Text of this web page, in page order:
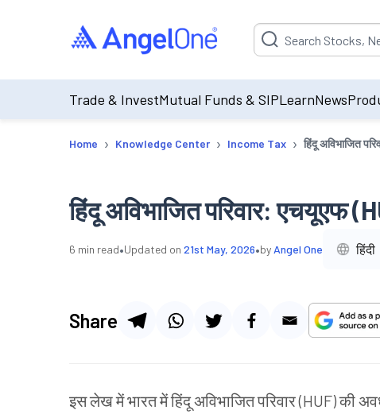
Suggestion will be
Trade & InvestMutual Funds & SIPLearnNews
Home › Knowledge Center › Income Tax › हिंदू अविभाजित
हिंदू अविभाजित परिवार: एचयूएफ
6 min read•Updated on 21st May, 2026•by Angel One हिंदी
Share
इसलेखमेंभारतमेंहिंदूअविभाजितपरिवार (HUF) की